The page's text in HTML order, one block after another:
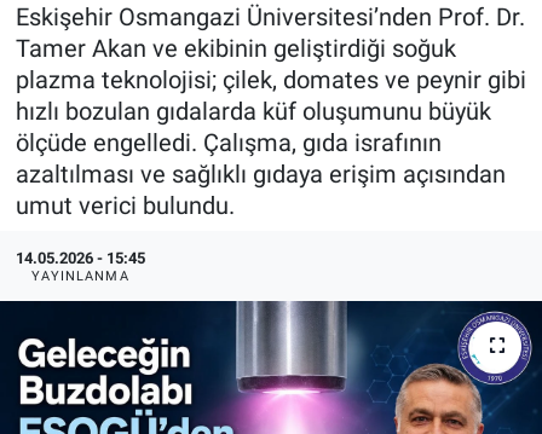
Eskişehir Osmangazi Üniversitesi’nden Prof. Dr.
Tamer Akan ve ekibinin geliştirdiği soğuk
plazma teknolojisi; çilek, domates ve peynir gibi
hızlı bozulan gıdalarda küf oluşumunu büyük
ölçüde engelledi. Çalışma, gıda israfının
azaltılması ve sağlıklı gıdaya erişim açısından
umut verici bulundu.
14.05.2026 - 15:45
YAYINLANMA
Dünya
Sağlık
Alış-Veriş/İş dünyası
Röportaj
Ekonomi
Kültür Sanat
Politika
Bilecik
Kütahya
Gezi
Son Dakika Haberleri
Haber Arşivi